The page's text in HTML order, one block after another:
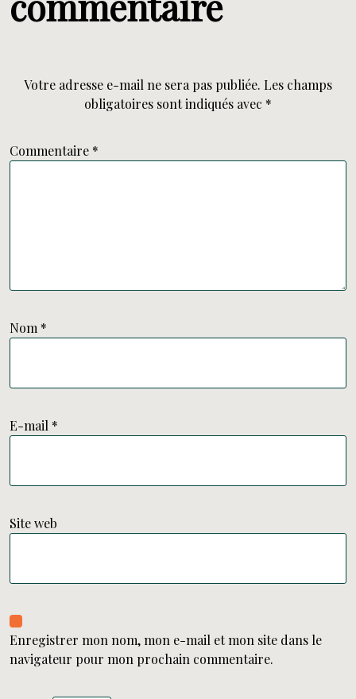
Votre adresse e-mail ne sera pas publiée. Les champs
obligatoires sont indiqués avec *
Commentaire *
Nom *
E-mail *
Site web
Enregistrer mon nom, mon e-mail et mon site dans le
navigateur pour mon prochain commentaire.